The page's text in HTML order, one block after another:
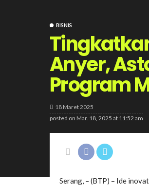
BISNIS
Anyer,
Program
18 Maret 2025
posted on Mar. 18, 2025 at 11:52 am
Serang, – (BTP) – Ide